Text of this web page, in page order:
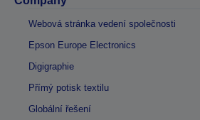
Webová stránka vedení společnosti
Epson Europe Electronics
Digigraphie
Přímý potisk textilu
Globální řešení